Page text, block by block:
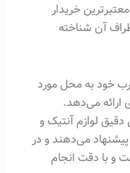
خریدار
آن شناخته
خود به محل مورد
ارائه می‌دهد.
لوازم آنتیک و
می‌دهند و در
و با دقت انجام